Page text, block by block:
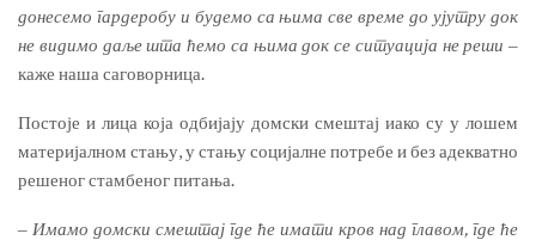
донесемо гардеробу и будемо са њима све време до ујутру док
не видимо даље шта ћемо са њима док се ситуација не реши ‒
каже наша саговорница.
Постоје и лица која одбијају домски смештај иако су у лошем
материјалном стању, у стању социјалне потребе и без адекватно
решеног стамбеног питања.
‒ Имамо домски смештај где ће имати кров над главом, где ће